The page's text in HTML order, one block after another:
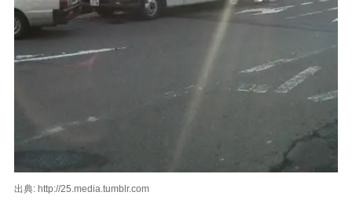
出典: http://25.media.tumblr.com